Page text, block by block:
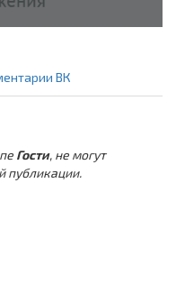
ВК
Гости, не могут
публикации.